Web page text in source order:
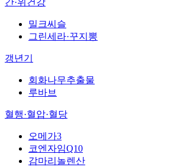
밀크씨슬
그린세라·꾸지뽕
갱년기
회화나무추출물
루바브
혈행·혈압·혈당
오메가3
코엔자임Q10
감마리놀렌산